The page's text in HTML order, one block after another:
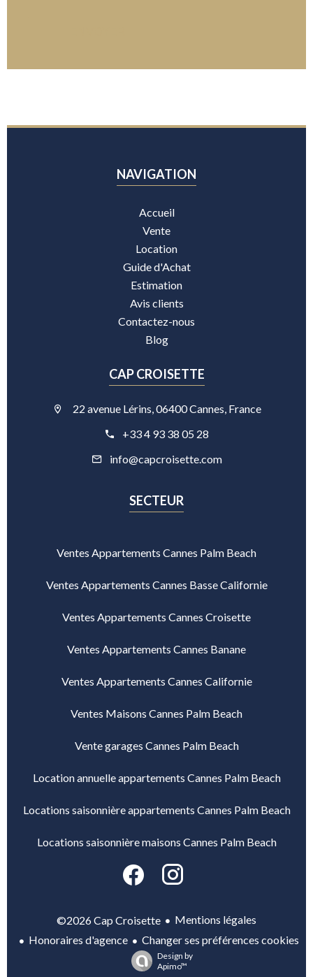
NAVIGATION
Accueil
Vente
Location
Guide d'Achat
Estimation
Avis clients
Contactez-nous
Blog
CAP CROISETTE
22 avenue Lérins, 06400 Cannes, France
+33 4 93 38 05 28
info@capcroisette.com
SECTEUR
Ventes Appartements Cannes Palm Beach
Ventes Appartements Cannes Basse Californie
Ventes Appartements Cannes Croisette
Ventes Appartements Cannes Banane
Ventes Appartements Cannes Californie
Ventes Maisons Cannes Palm Beach
Vente garages Cannes Palm Beach
Location annuelle appartements Cannes Palm Beach
Locations saisonnière appartements Cannes Palm Beach
Locations saisonnière maisons Cannes Palm Beach
©2026 Cap Croisette
Mentions légales
Honoraires d'agence
Changer ses préférences cookies
Design by
Apimo™